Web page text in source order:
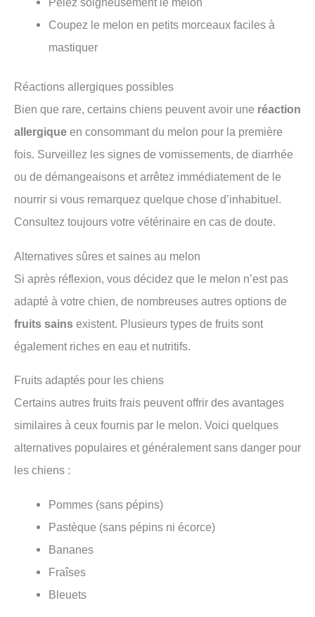
Coupez le melon en petits morceaux faciles à
mastiquer
Réactions allergiques possibles
Bien que rare, certains chiens peuvent avoir une réaction
allergique en consommant du melon pour la première
fois. Surveillez les signes de vomissements, de diarrhée
ou de démangeaisons et arrêtez immédiatement de le
nourrir si vous remarquez quelque chose d’inhabituel.
Consultez toujours votre vétérinaire en cas de doute.
Alternatives sûres et saines au melon
Si après réflexion, vous décidez que le melon n’est pas
adapté à votre chien, de nombreuses autres options de
fruits sains existent. Plusieurs types de fruits sont
également riches en eau et nutritifs.
Fruits adaptés pour les chiens
Certains autres fruits frais peuvent offrir des avantages
similaires à ceux fournis par le melon. Voici quelques
alternatives populaires et généralement sans danger pour
les chiens :
Pommes (sans pépins)
Pastèque (sans pépins ni écorce)
Bananes
Fraîses
Bleuets